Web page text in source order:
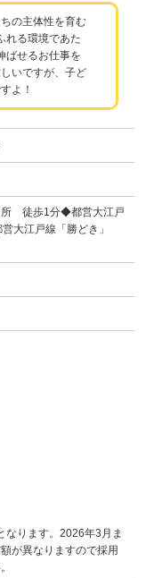
の主体性を育む
れる環境であた
ばせるお仕事を
いですが、子ど
よ！
所 徒歩1分◆都営大江戸
大江戸線「勝どき」
ります。2026年3月ま
が異なりますので採用